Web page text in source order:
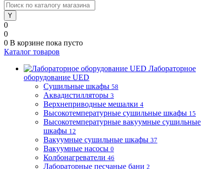
0
0
0 В корзине пока пусто
Каталог товаров
Лабораторное
оборудование UED
Сушильные шкафы 58
Аквадистилляторы 3
Верхнеприводные мешалки 4
Высокотемпературные сушильные шкафы 15
Высокотемпературные вакуумные сушильные
шкафы 12
Вакуумные сушильные шкафы 37
Вакуумные насосы 0
Колбонагреватели 46
Лабораторные песчаные бани 2